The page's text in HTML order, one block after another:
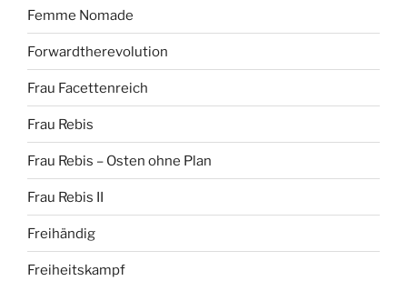
Femme Nomade
Forwardtherevolution
Frau Facettenreich
Frau Rebis
Frau Rebis – Osten ohne Plan
Frau Rebis II
Freihändig
Freiheitskampf